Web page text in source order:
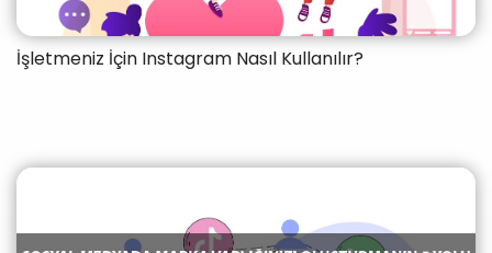
İşletmeniz İçin Instagram Nasıl Kullanılır?